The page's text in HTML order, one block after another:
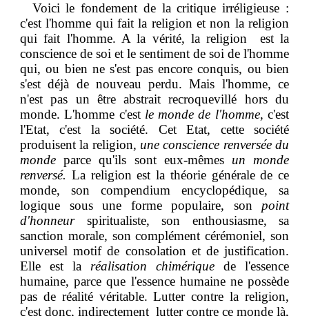
Voici le fondement de la critique irréligieuse :
c'est l'homme qui fait la religion et non la religion
qui fait l'homme. A la vérité, la religion est la
conscience de soi et le sentiment de soi de l'homme
qui, ou bien ne s'est pas encore conquis, ou bien
s'est déjà de nouveau perdu. Mais l'homme, ce
n'est pas un être abstrait recroquevillé hors du
monde. L'homme c'est le monde de l'homme, c'est
l'Etat, c'est la société. Cet Etat, cette société
produisent la religion, une conscience renversée du
monde parce qu'ils sont eux-mêmes un monde
renversé. La religion est la théorie générale de ce
monde, son compendium encyclopédique, sa
logique sous une forme populaire, son
point
d'honneur
spiritualiste, son enthousiasme, sa
sanction morale, son complément cérémoniel, son
universel motif de consolation et de justification.
Elle est la
réalisation chimérique
de l'essence
humaine, parce que l'essence humaine ne possède
pas de réalité véritable. Lutter contre la religion,
c'est donc, indirectement lutter contre ce monde là,